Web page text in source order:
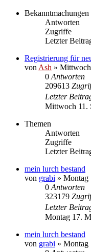
Bekanntmachungen
Antworten
Zugriffe
Letzter
Registrierung für
von Ash »
0 Antworten
209613
Letzter
Mittwoch 11.
Themen
Antworten
Zugriffe
Letzter
mein lurch bestand
von grabi » Montag
0 Antworten
323179
Letzter
Montag 17.
mein lurch bestand
von grabi » Montag